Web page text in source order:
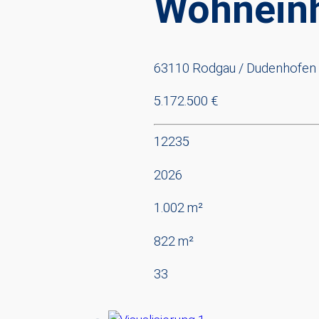
63110 Rodgau / Dudenhofen
5.172.500 €
12235
2026
1.002 m²
822 m²
33